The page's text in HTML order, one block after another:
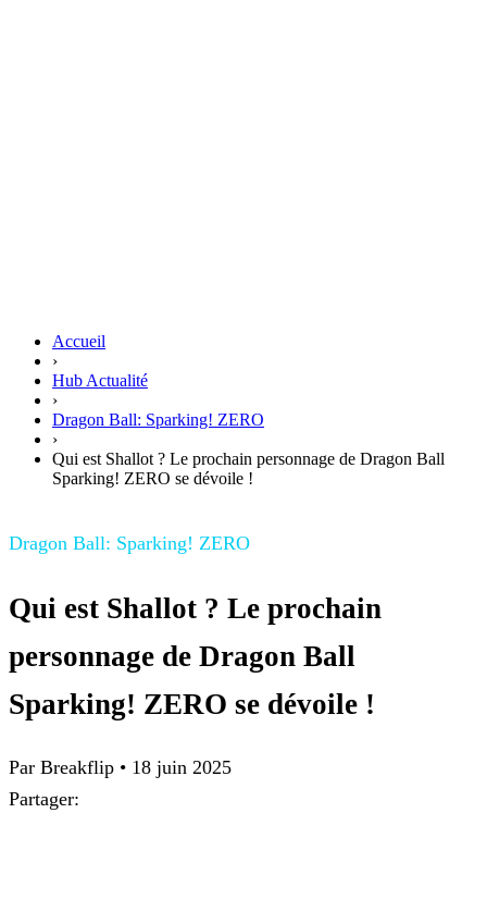
Accueil
›
Hub Actualité
›
Dragon Ball: Sparking! ZERO
›
Qui est Shallot ? Le prochain personnage de Dragon Ball
Sparking! ZERO se dévoile !
Dragon Ball: Sparking! ZERO
Qui est Shallot ? Le prochain
personnage de Dragon Ball
Sparking! ZERO se dévoile !
Par Breakflip • 18 juin 2025
Partager: